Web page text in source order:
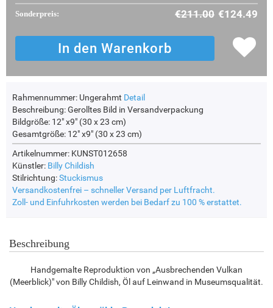
Sonderpreis: €211.00 €124.49
Rahmennummer: Ungerahmt Detail
Beschreibung:Gerolltes Bild in Versandverpackung
Bildgröße: 12" x9" (30 x 23 cm)
Gesamtgröße: 12" x9" (30 x 23 cm)
Artikelnummer: KUNST012658
Künstler: Billy Childish
Stilrichtung:Stuckismus
Versandkostenfrei – schneller Versand per Luftfracht.
Zoll- und Einfuhrkosten werden bei Bedarf zu 100 % erstattet.
Beschreibung
Handgemalte Reproduktion von „Ausbrechenden Vulkan
(Meerblick)" von Billy Childish, Öl auf Leinwand in Museumsqualität.